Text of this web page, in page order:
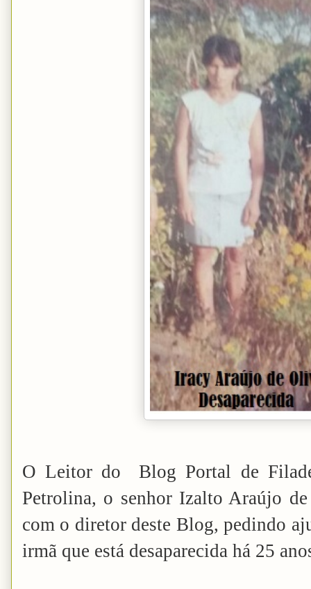
O Leitor do Blog Portal de
Petrolina, o senhor Izalto Araújo
com o diretor deste Blog, pedindo
irmã que está desaparecida há 25